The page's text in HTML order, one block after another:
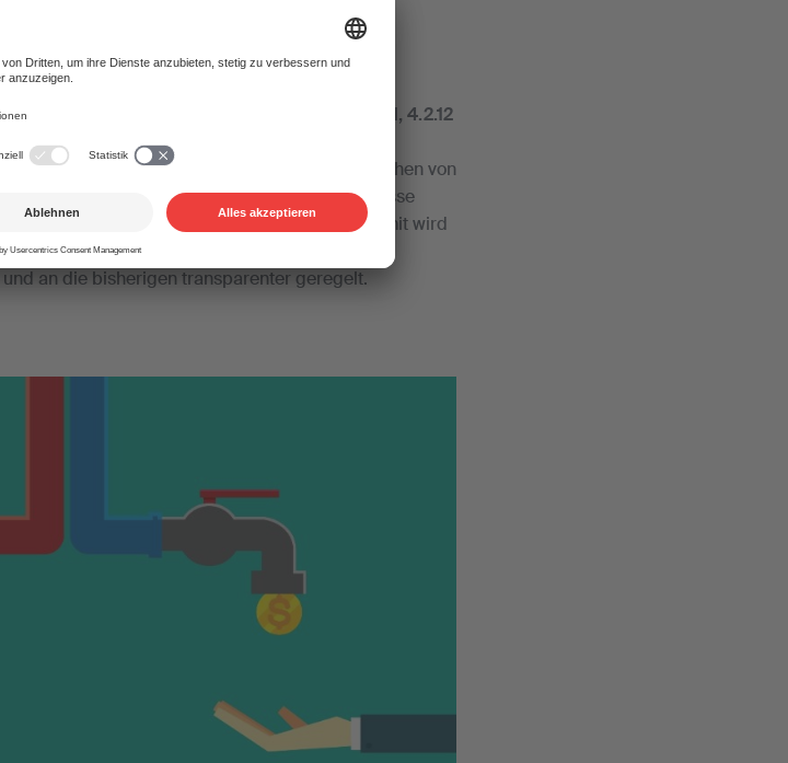
Verteilungsreglement / Revision der Ziffern 4.1, 4.2.12
Werbekampagnen oder für das Zugänglichmachen von
usw. hat die SUISA eine weitere Verteilungsklasse
Verteilungsreglement aufgenommen wird. Damit wird
werden die Zuweisungen der Online-
an die bisherigen transparenter geregelt.